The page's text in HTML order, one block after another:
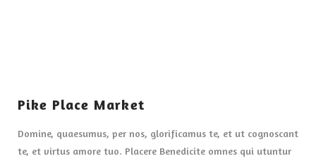
Pike Place Market
Domine, quaesumus, per nos, glorificamus te, et ut cognoscant
te, et virtus amore tuo. Placere Benedicite omnes qui utuntur